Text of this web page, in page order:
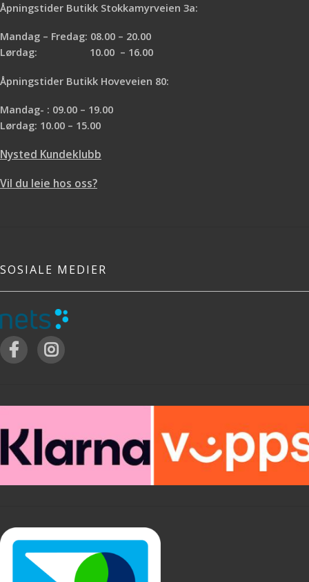
Åpningstider Butikk Stokkamyrveien 3a:
Mandag – Fredag: 08.00 – 20.00
Lørdag: 10.00 – 16.00
Åpningstider Butikk Hoveveien 80:
Mandag- : 09.00 – 19.00
Lørdag: 10.00 – 15.00
Nysted Kundeklubb
Vil du leie hos oss?
SOSIALE MEDIER